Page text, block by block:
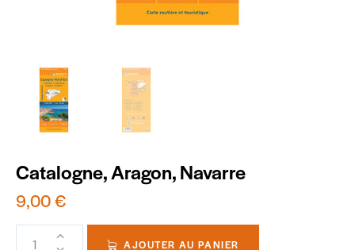
Catalogne, Aragon, Navarre
9,00€
AJOUTER AU PANIER